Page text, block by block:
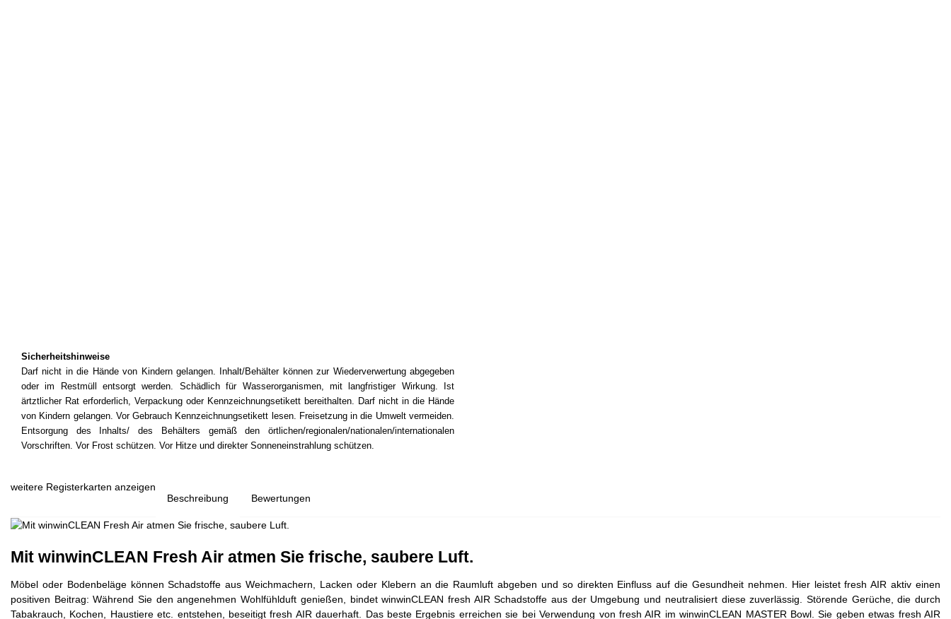
Sicherheitshinweise
Darf nicht in die Hände von Kindern gelangen. Inhalt/Behälter können zur Wiederverwertung abgegeben
oder im Restmüll entsorgt werden. Schädlich für Wasserorganismen, mit langfristiger Wirkung. Ist
ärtztlicher Rat erforderlich, Verpackung oder Kennzeichnungsetikett bereithalten. Darf nicht in die Hände
von Kindern gelangen. Vor Gebrauch Kennzeichnungsetikett lesen. Freisetzung in die Umwelt vermeiden.
Entsorgung des Inhalts/ des Behälters gemäß den örtlichen/regionalen/nationalen/internationalen
Vorschriften. Vor Frost schützen. Vor Hitze und direkter Sonneneinstrahlung schützen.
weitere Registerkarten anzeigen
Beschreibung
Bewertungen
Mit winwinCLEAN Fresh Air atmen Sie frische, saubere Luft.
Möbel oder Bodenbeläge können Schadstoffe aus Weichmachern, Lacken oder Klebern an die Raumluft abgeben und so direkten Einfluss auf die Gesundheit nehmen. Hier leistet fresh AIR aktiv einen
positiven Beitrag: Während Sie den angenehmen Wohlfühlduft genießen, bindet winwinCLEAN fresh AIR Schadstoffe aus der Umgebung und neutralisiert diese zuverlässig. Störende Gerüche, die durch
Tabakrauch, Kochen, Haustiere etc. entstehen, beseitigt fresh AIR dauerhaft. Das beste Ergebnis erreichen sie bei Verwendung von fresh AIR im winwinCLEAN MASTER Bowl. Sie geben etwas fresh AIR